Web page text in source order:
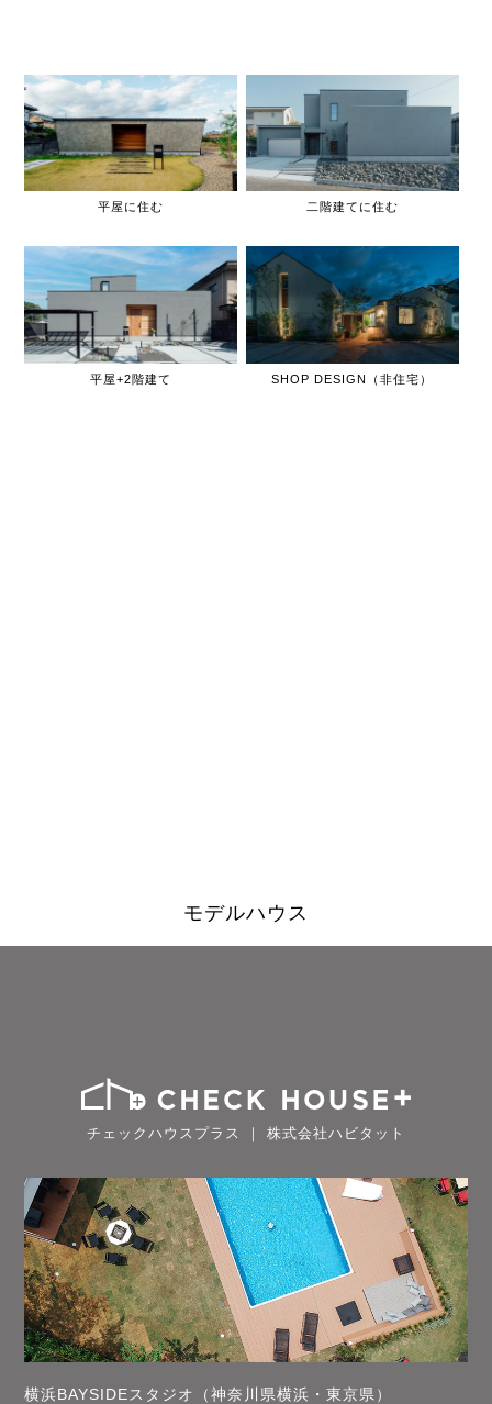
平屋に住む 二階建てに住む
平屋+2階建て SHOP DESIGN（非住宅）
モデルハウス
チェックハウスプラス ｜ 株式会社ハビタット
横浜BAYSIDEスタジオ（神奈川県横浜・東京県）